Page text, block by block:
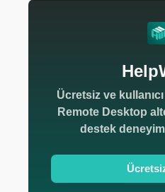
Ücretsiz ve
Remote Desktop
destek